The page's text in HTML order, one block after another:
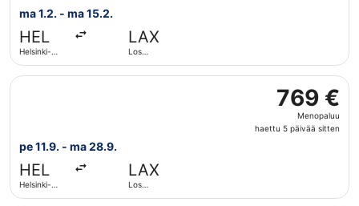
ma 1.2. - ma 15.2.
HEL
Helsinki-
LAX
Los
769 €
Menopaluu,
haettu
769 €
Menopaluu
haettu 5 päivää sitten
pe 11.9. - ma 28.9.
HEL
Helsinki-
LAX
Los
Valitse lentoyhtiön Air France lento, lähtö pe 11.9.